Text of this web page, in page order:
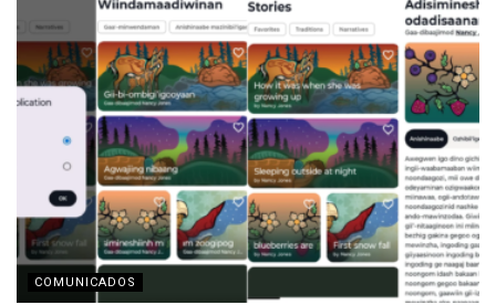
COMUNICADOS